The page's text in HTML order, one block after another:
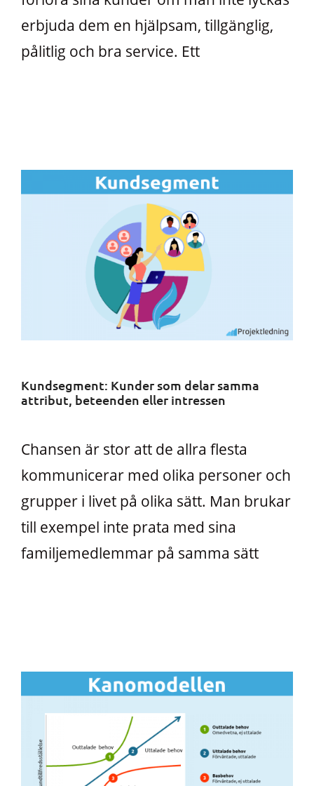
erbjuda dem en hjälpsam, tillgänglig,
pålitlig och bra service. Ett
Kundsegment: Kunder som delar samma
attribut, beteenden eller intressen
Chansen är stor att de allra flesta
kommunicerar med olika personer och
grupper i livet på olika sätt. Man brukar
till exempel inte prata med sina
familjemedlemmar på samma sätt